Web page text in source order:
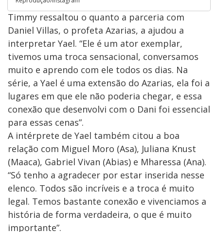
Timmy ressaltou o quanto a parceria com
Daniel Villas, o profeta Azarias, a ajudou a
interpretar Yael. “Ele é um ator exemplar,
tivemos uma troca sensacional, conversamos
muito e aprendo com ele todos os dias. Na
série, a Yael é uma extensão do Azarias, ela foi a
lugares em que ele não poderia chegar, e essa
conexão que desenvolvi com o Dani foi essencial
para essas cenas”.
A intérprete de Yael também citou a boa
relação com Miguel Moro (Asa), Juliana Knust
(Maaca), Gabriel Vivan (Abias) e Mharessa (Ana).
“Só tenho a agradecer por estar inserida nesse
elenco. Todos são incríveis e a troca é muito
legal. Temos bastante conexão e vivenciamos a
história de forma verdadeira, o que é muito
importante”.